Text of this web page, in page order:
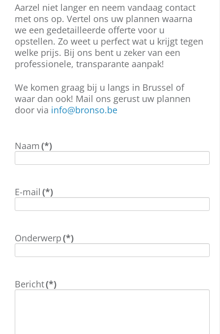
Aarzel niet langer en neem vandaag contact
met ons op. Vertel ons uw plannen waarna
we een gedetailleerde offerte voor u
opstellen. Zo weet u perfect wat u krijgt tegen
welke prijs. Bij ons bent u zeker van een
professionele, transparante aanpak!
We komen graag bij u langs in Brussel of
waar dan ook! Mail ons gerust uw plannen
door via info@bronso.be
Naam(*)
E-mail (*)
Onderwerp(*)
Bericht(*)